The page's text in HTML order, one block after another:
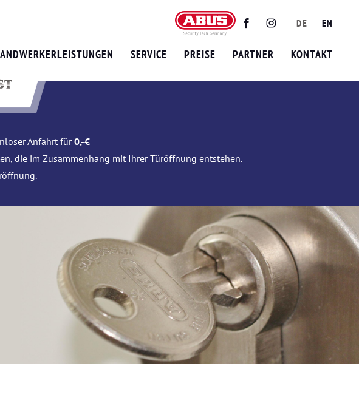
TwitterFacebookInstagram
DE EN
SERVICE PREISE PARTNER KONTAKT
Anfahrt für0,-€
die im Zusammenhang mit Ihrer Türöffnung entstehen.